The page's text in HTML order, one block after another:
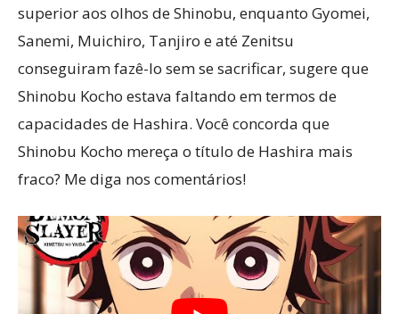
superior aos olhos de Shinobu, enquanto Gyomei,
Sanemi, Muichiro, Tanjiro e até Zenitsu
conseguiram fazê-lo sem se sacrificar, sugere que
Shinobu Kocho estava faltando em termos de
capacidades de Hashira. Você concorda que
Shinobu Kocho mereça o título de Hashira mais
fraco? Me diga nos comentários!